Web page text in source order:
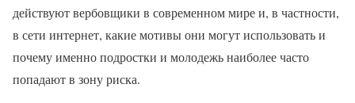
действуют вербовщики в современном мире и, в частности,
в сети интернет, какие мотивы они могут использовать и
почему именно подростки и молодежь наиболее часто
попадают в зону риска.